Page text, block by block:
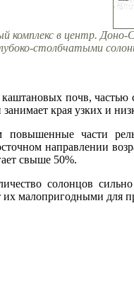
комплекс в центр.
столбчатыми
почв, частью
края узких и
повышенные ча­сти
направлении
свыше 50%.
солонцов
их малопригодными для